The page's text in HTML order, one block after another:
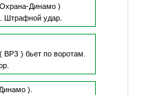
Динамо )
Штрафной удар.
ВРЗ ) бьет по воротам.
).